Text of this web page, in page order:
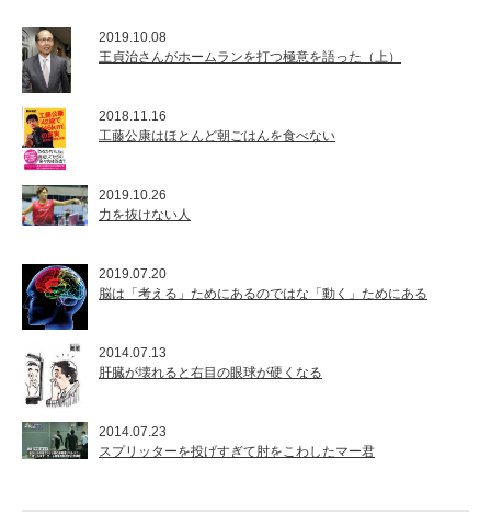
2019.10.08
王貞治さんがホームランを打つ極意を語った（上）
2018.11.16
工藤公康はほとんど朝ごはんを食べない
2019.10.26
力を抜けない人
2019.07.20
脳は「考える」ためにあるのではな「動く」ためにある
2014.07.13
肝臓が壊れると右目の眼球が硬くなる
2014.07.23
スプリッターを投げすぎて肘をこわしたマー君